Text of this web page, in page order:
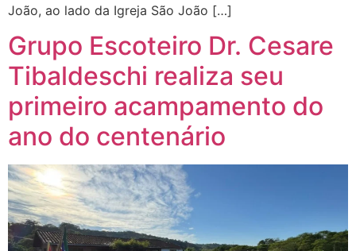
João, ao lado da Igreja São João […]
Grupo Escoteiro Dr. Cesare
Tibaldeschi realiza seu
primeiro acampamento do
ano do centenário